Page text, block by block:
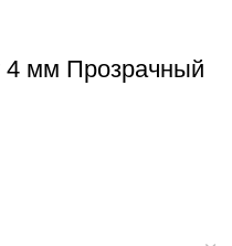
4 мм Прозрачный